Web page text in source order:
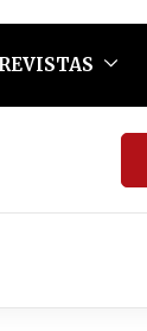
REVISTAS